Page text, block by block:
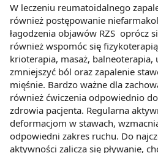
W leczeniu reumatoidalnego
również postępowanie
łagodzenia objawów RZS oprócz
również wspomóc się
krioterapia, masaż,
zmniejszyć ból oraz zapalenie
mięśnie. Bardzo ważne dla
również ćwiczenia odpowiednio
zdrowia pacjenta. Regularna
deformacjom w stawach,
odpowiedni zakres ruchu. Do
aktywności zalicza się pływanie,